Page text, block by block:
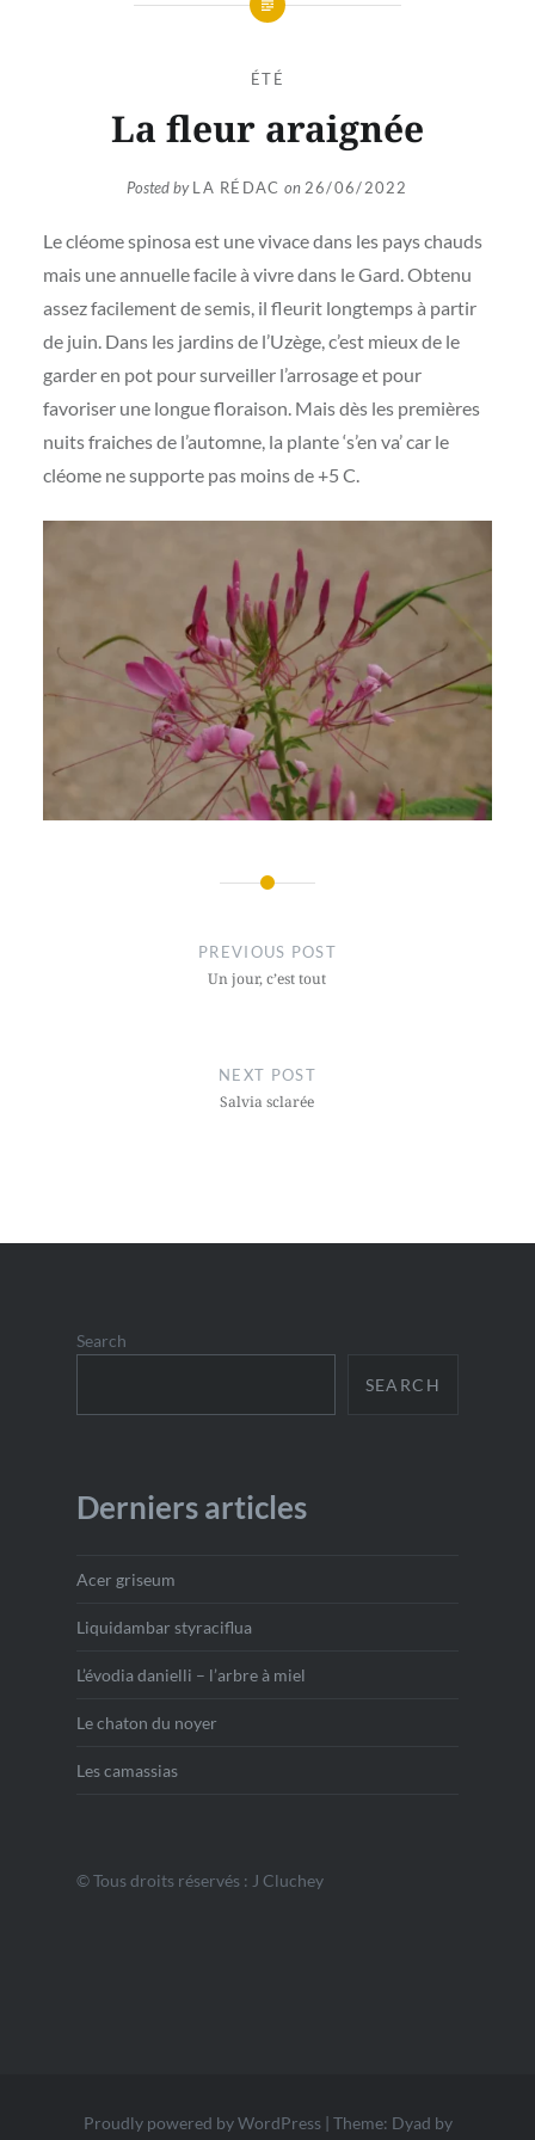
ÉTÉ
La fleur araignée
Posted byLA RÉDAC on 26/06/2022
Le cléome spinosa est une vivace dans les pays chauds
mais une annuelle facile à vivre dans le Gard. Obtenu
assez facilement de semis, il fleurit longtemps à partir
de juin. Dans les jardins de l’Uzège, c’est mieux de le
garder en pot pour surveiller l’arrosage et pour
favoriser une longue floraison. Mais dès les premières
nuits fraiches de l’automne, la plante ‘s’en va’ car le
cléome ne supporte pas moins de +5 C.
PREVIOUS POST
Un jour, c’est tout
NEXT POST
Salvia sclarée
Search
SEARCH
Derniers articles
Acer griseum
Liquidambar styraciflua
L’évodia danielli – l’arbre à miel
Le chaton du noyer
Les camassias
© Tous droits réservés : J Cluchey
Proudly powered by WordPress | Theme: Dyad by